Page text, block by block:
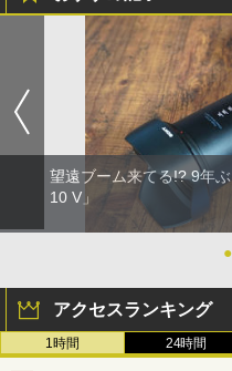
望遠ブーム来てる!? 9年
10 V」
●
アクセスランキング
1時間 24時間